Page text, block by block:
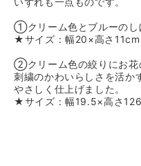
①クリーム色とブルーのし
★サイズ：幅20×高さ11cm
②クリーム色の絞りにお花
刺繍のかわいらしさを活か
やさしく仕上げました。
★サイズ：幅19.5×高さ